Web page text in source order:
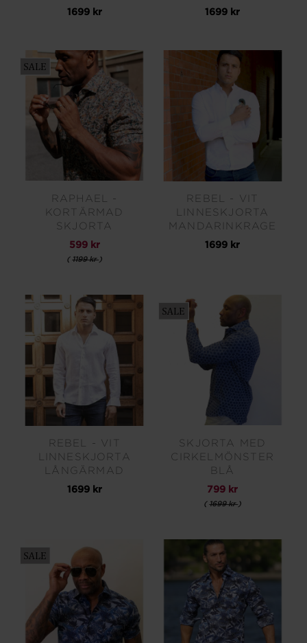
1699 kr 1699 kr
RAPHAEL -
KORTÄRMAD
SKJORTA
599 kr
(1199 kr )
REBEL - VIT
LINNESKJORTA
MANDARINKRAGE
1699 kr
REBEL - VIT
LINNESKJORTA
LÅNGÄRMAD
1699 kr
SKJORTA MED
CIRKELMÖNSTER
BLÅ
799 kr
(1699 kr )